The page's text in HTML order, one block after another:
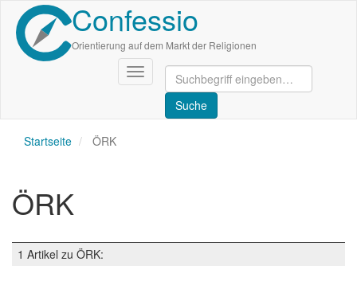
Direkt
zum
Inhalt
Confessio
Orientierung auf dem Markt der Religionen
Navigation
aktivieren/deaktivieren
Startseite ÖRK
ÖRK
1 Artikel zu ÖRK: